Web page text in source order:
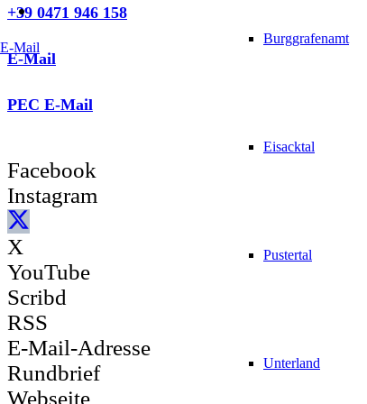
Burggrafenamt
Eisacktal
Pustertal
Unterland
E-Mail
+39 0471 946 158
E-Mail
PEC E-Mail
Facebook
Instagram
X
YouTube
Scribd
RSS
E-Mail-Adresse
Rundbrief
Webseite